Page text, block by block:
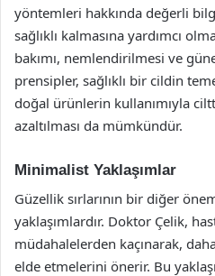
yöntemleri hakkında değerli
sağlıklı kalmasına yardımcı
bakımı, nemlendirilmesi ve
prensipler, sağlıklı bir cildin
doğal ürünlerin kullanımıyla
azaltılması da mümkündür.
Minimalist Yaklaşımlar
Güzellik sırlarının bir diğer
yaklaşımlardır. Doktor Çelik,
müdahalelerden kaçınarak,
elde etmelerini önerir. Bu